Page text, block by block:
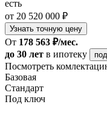
есть
от 20 520 000 ₽
Узнать точную цену
От 178 563 ₽/мес.
до 30 лет в ипотеку
Посмотреть
Базовая
Стандарт
Под ключ